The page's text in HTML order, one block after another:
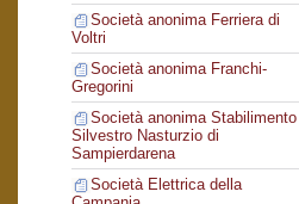
Società anonima Ferriera di
Voltri
Società anonima Franchi-
Gregorini
Società anonima Stabilimento
Silvestro Nasturzio di
Sampierdarena
Società Elettrica della